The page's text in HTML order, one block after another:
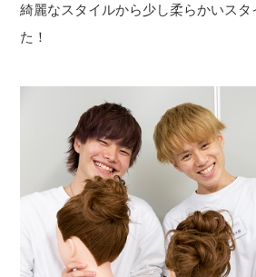
綺麗なスタイルから少し柔らかいスタ
た！